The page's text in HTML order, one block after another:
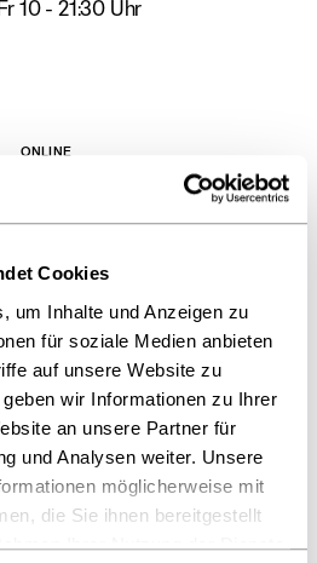
Cookies
um Inhalte und Anzeigen zu
für soziale Medien anbieten
auf unsere Website zu
wir Informationen zu Ihrer
an unsere Partner für
und Analysen weiter. Unsere
möglicherweise mit
die Sie ihnen bereitgestellt
Ihrer Nutzung der Dienste
10 - 21:30 Uhr
ONLINE
tanz.at